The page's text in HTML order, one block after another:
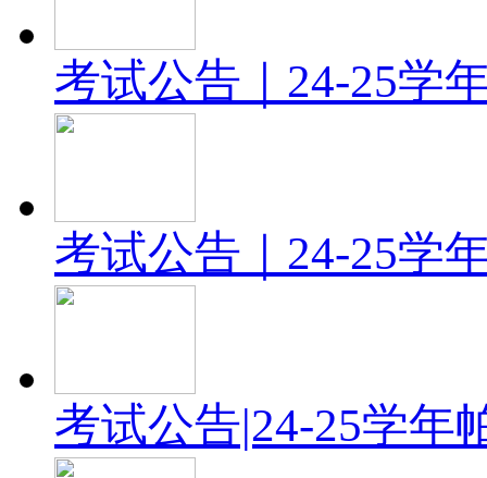
考试公告｜24-25学
考试公告｜24-25学
考试公告|24-25学年